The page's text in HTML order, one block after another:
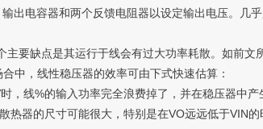
出电容器和两个反馈电阻器以设定输出电压。几
缺点是其运行于线会有过大功率耗散。如前文
中，线性稳压器的效率可由下式快速估算：
线%的输入功率完全浪费掉了，并在稳压器中
器的尺寸可能很大，特别是在VO远远低于VIN